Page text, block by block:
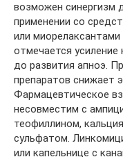
возможен синергизм
применении со
или
отмечается
до развития апноэ.
препаратов снижает
Фармацевтическое
несовместим с
теофиллином,
сульфатом.
или капельнице с